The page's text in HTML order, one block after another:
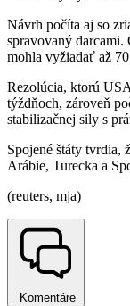
Návrh počíta aj so
spravovaný
mohla vyžiadať až
Rezolúcia, ktorú
týždňoch, zároveň
stabilizačnej sily s
Spojené štáty tvrdia,
Arábie, Turecka a
(reuters, mja)
Komentáre